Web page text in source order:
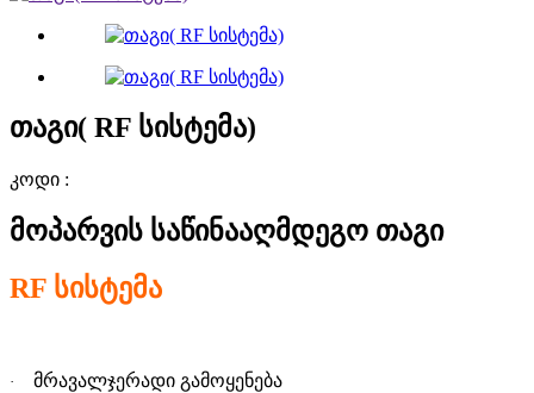
თაგი( RF სისტემა)
კოდი :
მოპარვის საწინააღმდეგო თაგი
RF სისტემა
· მრავალჯერადი გამოყენება